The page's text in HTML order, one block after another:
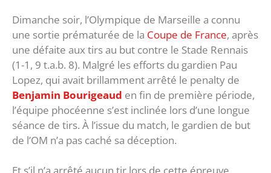
Dimanche soir, l’Olympique de Marseille a connu
une sortie prématurée de la Coupe de France, après
une défaite aux tirs au but contre le Stade Rennais
(1-1, 9 t.a.b. 8). Malgré les efforts du gardien Pau
Lopez, qui avait brillamment arrêté le penalty de
Benjamin Bourigeaud en fin de première période,
l’équipe phocéenne s’est inclinée lors d’une longue
séance de tirs. À l’issue du match, le gardien de but
de l’OM n’a pas caché sa déception.